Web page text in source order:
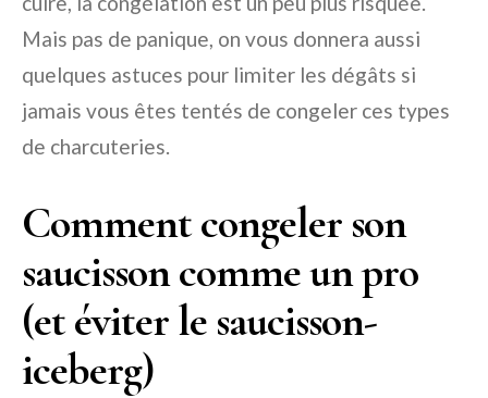
Mais pas de panique, on vous donnera aussi
quelques astuces pour limiter les dégâts si
jamais vous êtes tentés de congeler ces types
de charcuteries.
Comment congeler son
saucisson comme un pro
(et éviter le saucisson-
iceberg)